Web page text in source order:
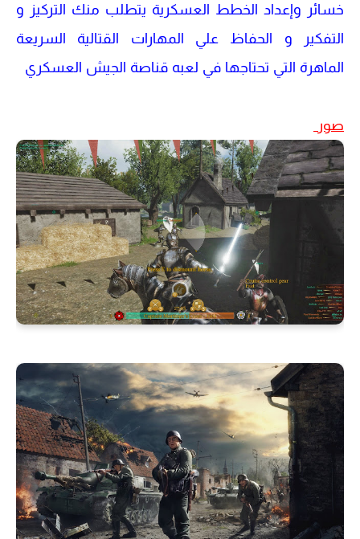
خسائر وإعداد الخطط العسكرية يتطلب منك التركيز و
التفكير و الحفاظ علي المهارات القتالية السريعة
الماهرة التي تحتاجها في لعبه قناصة الجيش العسكري
صور